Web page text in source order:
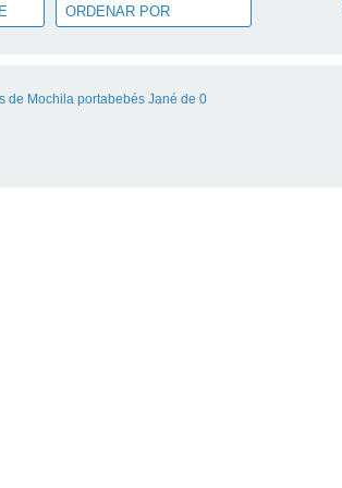
de Mochila portabebés Jané de 0